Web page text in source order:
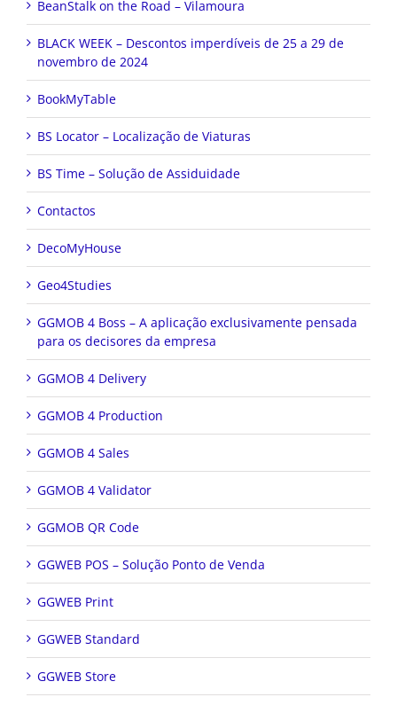
BeanStalk on the Road – Vilamoura
BLACK WEEK – Descontos imperdíveis de 25 a 29 de
novembro de 2024
BookMyTable
BS Locator – Localização de Viaturas
BS Time – Solução de Assiduidade
Contactos
DecoMyHouse
Geo4Studies
GGMOB 4 Boss – A aplicação exclusivamente pensada
para os decisores da empresa
GGMOB 4 Delivery
GGMOB 4 Production
GGMOB 4 Sales
GGMOB 4 Validator
GGMOB QR Code
GGWEB POS – Solução Ponto de Venda
GGWEB Print
GGWEB Standard
GGWEB Store